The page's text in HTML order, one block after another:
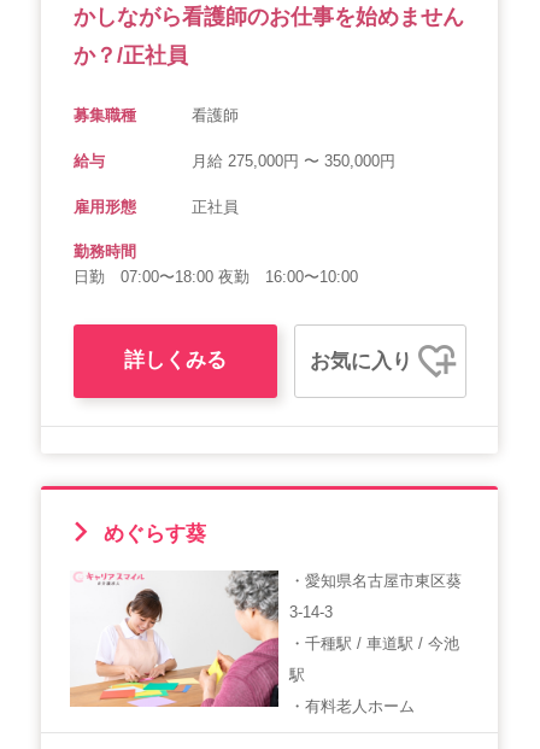
かしながら看護師のお仕事を始めません
か？/正社員
募集職種 看護師
給与 月給 275,000円 〜 350,000円
雇用形態 正社員
勤務時間
日勤 07:00〜18:00 夜勤 16:00〜10:00
詳しくみる お気に入り
めぐらす葵
・愛知県名古屋市東区葵
3-14-3
・千種駅 / 車道駅 / 今池
駅
・有料老人ホーム